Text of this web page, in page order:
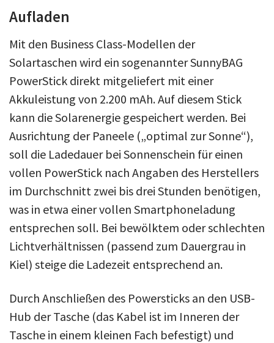
Aufladen
Mit den Business Class-Modellen der
Solartaschen wird ein sogenannter SunnyBAG
PowerStick direkt mitgeliefert mit einer
Akkuleistung von 2.200 mAh. Auf diesem Stick
kann die Solarenergie gespeichert werden. Bei
Ausrichtung der Paneele („optimal zur Sonne“),
soll die Ladedauer bei Sonnenschein für einen
vollen PowerStick nach Angaben des Herstellers
im Durchschnitt zwei bis drei Stunden benötigen,
was in etwa einer vollen Smartphoneladung
entsprechen soll. Bei bewölktem oder schlechten
Lichtverhältnissen (passend zum Dauergrau in
Kiel) steige die Ladezeit entsprechend an.
Durch Anschließen des Powersticks an den USB-
Hub der Tasche (das Kabel ist im Inneren der
Tasche in einem kleinen Fach befestigt) und